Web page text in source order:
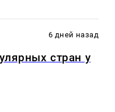
6 дней назад
стран у